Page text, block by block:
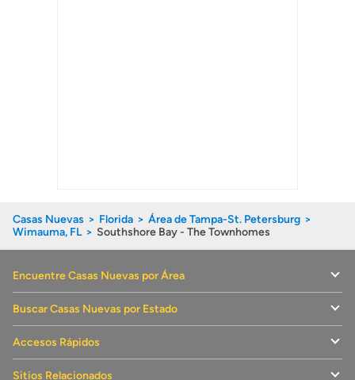
Casas Nuevas Florida
Área de Tampa-St. Petersburg
Wimauma, FL
Southshore Bay - The Townhomes
Encuentre Casas Nuevas por Área
Buscar Casas Nuevas por Estado
Accesos Rápidos
Sitios Relacionados